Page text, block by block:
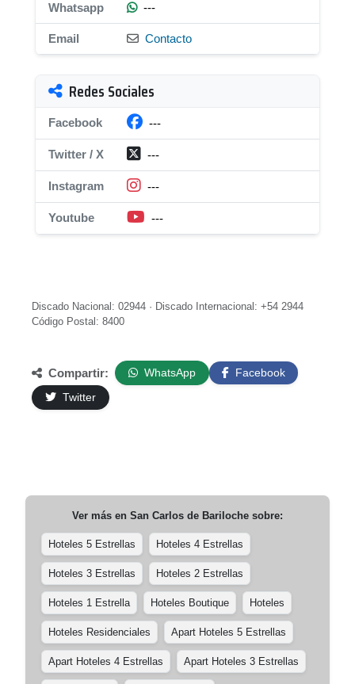
Whatsapp ---
Email Contacto
Redes Sociales
Facebook ---
Twitter / X ---
Instagram ---
Youtube ---
Discado Nacional: 02944 · Discado Internacional: +54 2944
Código Postal: 8400
Compartir: WhatsApp
Facebook
Twitter
Ver más en San Carlos de Bariloche sobre:
Hoteles 5 Estrellas Hoteles 4 Estrellas
Hoteles 3 Estrellas Hoteles 2 Estrellas
Hoteles 1 Estrella Hoteles Boutique Hoteles
Hoteles Residenciales Apart Hoteles 5 Estrellas
Apart Hoteles 4 Estrellas Apart Hoteles 3 Estrellas